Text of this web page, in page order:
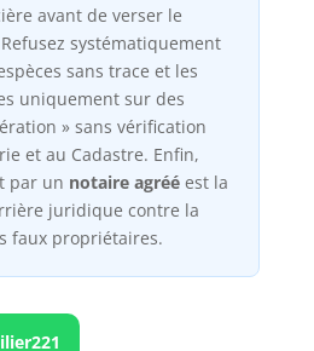
avant de verser le
systématiquement
sans trace et les
uniquement sur des
» sans vérification
et au Cadastre. Enfin,
par un notaire agrééest la
juridique contre la
faux propriétaires.